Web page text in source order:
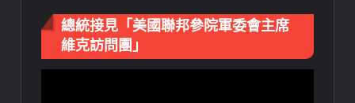
總統接見「美國聯邦參院軍委會主席
維克訪問團」